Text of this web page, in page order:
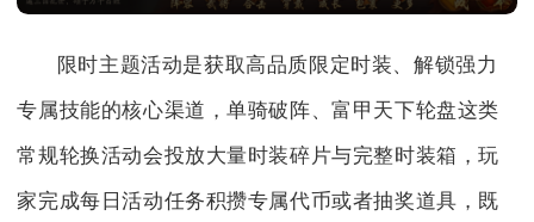
限时主题活动是获取高品质限定时装、解锁强力
专属技能的核心渠道，单骑破阵、富甲天下轮盘这类
常规轮换活动会投放大量时装碎片与完整时装箱，玩
家完成每日活动任务积攒专属代币或者抽奖道具，既